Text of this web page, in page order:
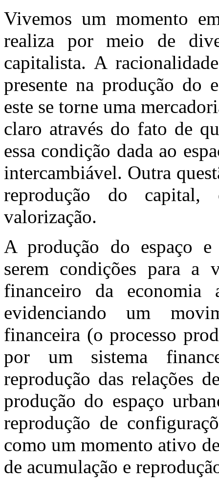
Vivemos um momento
realiza por meio de
capitalista. A
presente na produção do
este se torne uma
claro através do fato de
essa condição dada ao
intercambiável. Outra
reprodução do
valorização.
A produção do espaço e
serem condições para a
financeiro da economia
evidenciando um
financeira (o processo
por um sistema
reprodução das relações
produção do espaço
reprodução de
como um momento ativo
de acumulação e